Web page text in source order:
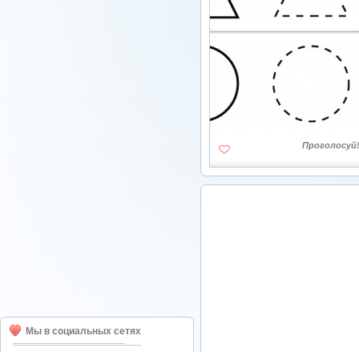
Мы в социальных сетях
Проголосуй!